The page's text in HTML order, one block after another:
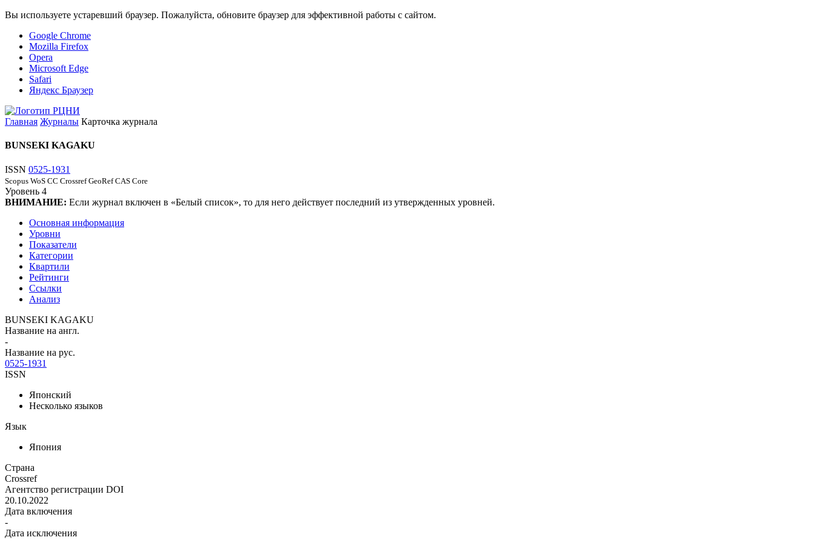
Вы используете устаревший браузер. Пожалуйста, обновите браузер для эффективной работы с сайтом.
Google Chrome
Mozilla Firefox
Opera
Microsoft Edge
Safari
Яндекс Браузер
Главная Журналы Карточка журнала
BUNSEKI KAGAKU
ISSN 0525-1931
Scopus WoS CC Crossref GeoRef CAS Core
Уровень 4
ВНИМАНИЕ: Если журнал включен в «Белый список», то для него действует последний из утвержденных уровней.
Основная информация
Уровни
Показатели
Категории
Квартили
Рейтинги
Ссылки
Анализ
BUNSEKI KAGAKU
Название на англ.
-
Название на рус.
0525-1931
ISSN
Японский
Несколько языков
Язык
Япония
Страна
Crossref
Агентство регистрации DOI
20.10.2022
Дата включения
-
Дата исключения